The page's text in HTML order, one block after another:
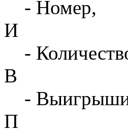
- Номер,
И
-
В
-
П